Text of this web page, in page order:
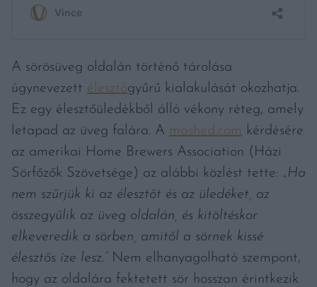
A sörösüveg oldalán történő tárolása
úgynevezett élesztőgyűrű kialakulását okozhatja.
Ez egy élesztőüledékből álló vékony réteg, amely
letapad az üveg falára. A mashed.com kérdésére
az amerikai Home Brewers Association (Házi
Sörfőzők Szövetsége) az alábbi közlést tette: „Ha
nem szűrjük ki az élesztőt és az üledéket, az
összegyűlik az üveg oldalán, és kitöltéskor
elkeveredik a sörben, amitől a sörnek kissé
élesztős íze lesz.”
Nem elhanyagolható szempont,
hogy az oldalára fektetett sör hosszan érintkezik